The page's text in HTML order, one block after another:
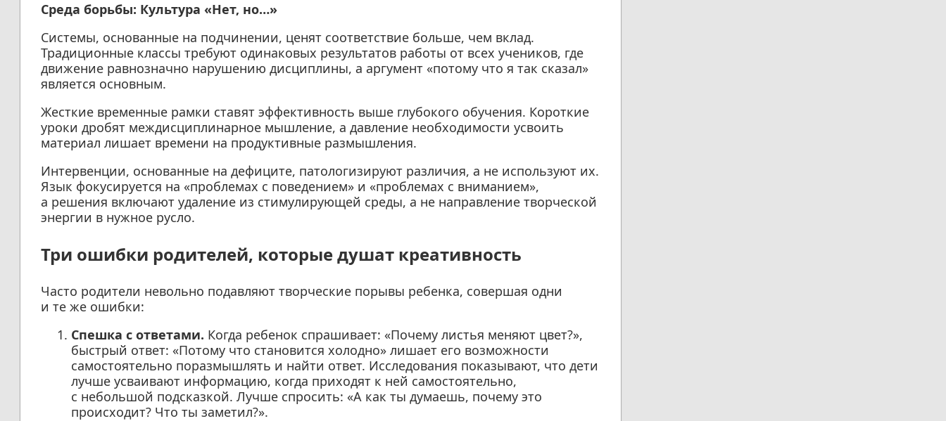
Среда борьбы: Культура «Нет, но…»
Системы, основанные на подчинении, ценят соответствие больше, чем вклад.
Традиционные классы требуют одинаковых результатов работы от всех учеников, где
движение равнозначно нарушению дисциплины, а аргумент «потому что я так сказал»
является основным.
Жесткие временные рамки ставят эффективность выше глубокого обучения. Короткие
уроки дробят междисциплинарное мышление, а давление необходимости усвоить
материал лишает времени на продуктивные размышления.
Интервенции, основанные на дефиците, патологизируют различия, а не используют их.
Язык фокусируется на «проблемах с поведением» и «проблемах с вниманием»,
а решения включают удаление из стимулирующей среды, а не направление творческой
энергии в нужное русло.
Три ошибки родителей, которые душат креативность
Часто родители невольно подавляют творческие порывы ребенка, совершая одни
и те же ошибки:
Спешка с ответами. Когда ребенок спрашивает: «Почему листья меняют цвет?»,
быстрый ответ: «Потому что становится холодно» лишает его возможности
самостоятельно поразмышлять и найти ответ. Исследования показывают, что дети
лучше усваивают информацию, когда приходят к ней самостоятельно,
с небольшой подсказкой. Лучше спросить: «А как ты думаешь, почему это
происходит? Что ты заметил?».